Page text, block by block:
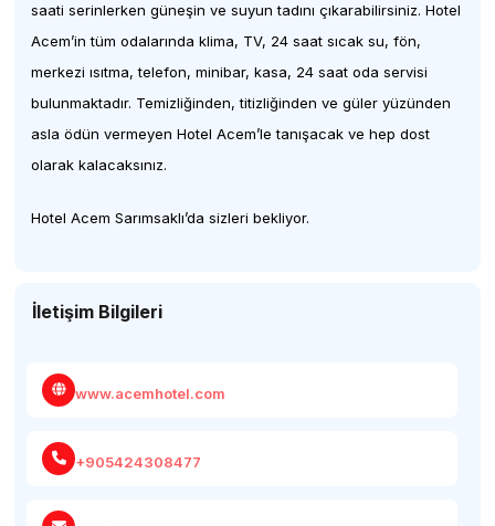
saati serinlerken güneşin ve suyun tadını çıkarabilirsiniz. Hotel
Acem’in tüm odalarında klima, TV, 24 saat sıcak su, fön,
merkezi ısıtma, telefon, minibar, kasa, 24 saat oda servisi
bulunmaktadır. Temizliğinden, titizliğinden ve güler yüzünden
asla ödün vermeyen Hotel Acem’le tanışacak ve hep dost
olarak kalacaksınız.
Hotel Acem Sarımsaklı’da sizleri bekliyor.
İletişim Bilgileri
www.acemhotel.com
+905424308477